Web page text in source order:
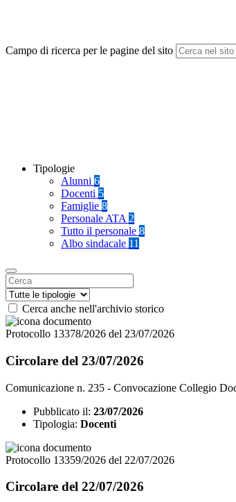
Campo di ricerca per le pagine del sito
Tipologie
Alunni 6
Docenti 5
Famiglie 8
Personale ATA 2
Tutto il personale 8
Albo sindacale 11
Cerca anche nell'archivio storico
Protocollo 13378/2026 del 23/07/2026
Circolare del 23/07/2026
Comunicazione n. 235 - Convocazione Collegio
Pubblicato il: 23/07/2026
Tipologia: Docenti
Protocollo 13359/2026 del 22/07/2026
Circolare del 22/07/2026